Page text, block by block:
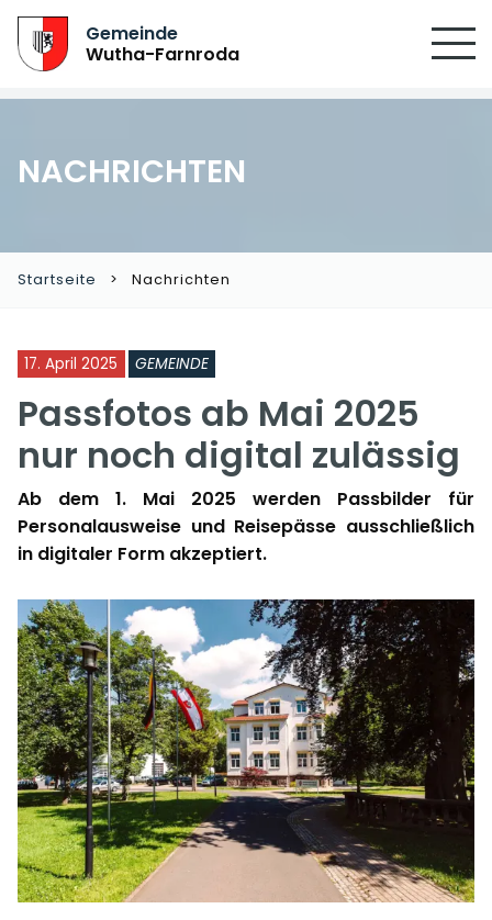
Gemeinde
Wutha-Farnroda
NACHRICHTEN
Startseite Nachrichten
17. April 2025 GEMEINDE
Passfotos ab Mai 2025
nur noch digital zulässig
Ab dem 1. Mai 2025 werden Passbilder für
Personalausweise und Reisepässe ausschließlich
in digitaler Form akzeptiert.